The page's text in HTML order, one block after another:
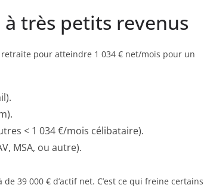
à très petits revenus
pour atteindre 1 034 € net/mois pour un
< 1 034 €/mois célibataire).
MSA, ou autre).
de 39 000 € d’actif net. C’est ce qui freine certains